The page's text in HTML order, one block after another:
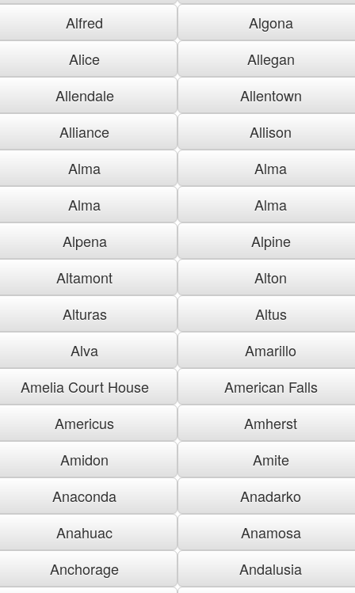
Alfred
Algona
Alice
Allegan
Allendale
Allentown
Alliance
Allison
Alma
Alma
Alma
Alma
Alpena
Alpine
Altamont
Alton
Alturas
Altus
Alva
Amarillo
Amelia Court House
American Falls
Americus
Amherst
Amidon
Amite
Anaconda
Anadarko
Anahuac
Anamosa
Anchorage
Andalusia